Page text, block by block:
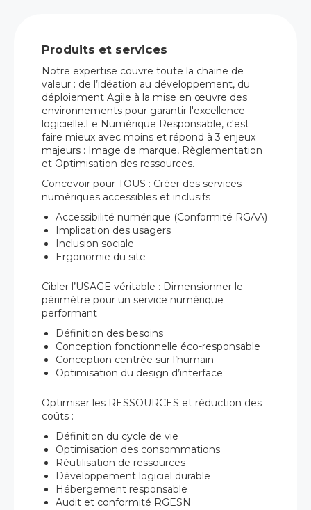
Produits et services
Notre expertise couvre toute la chaine de
valeur : de l’idéation au développement, du
déploiement Agile à la mise en œuvre des
environnements pour garantir l'excellence
logicielle.Le Numérique Responsable, c'est
faire mieux avec moins et répond à 3 enjeux
majeurs : Image de marque, Règlementation
et Optimisation des ressources.
Concevoir pour TOUS : Créer des services
numériques accessibles et inclusifs
Accessibilité numérique (Conformité RGAA)
Implication des usagers
Inclusion sociale
Ergonomie du site
Cibler l’USAGE véritable : Dimensionner le
périmètre pour un service numérique
performant
Définition des besoins
Conception fonctionnelle éco-responsable
Conception centrée sur l’humain
Optimisation du design d’interface
Optimiser les RESSOURCES et réduction des
coûts :
Définition du cycle de vie
Optimisation des consommations
Réutilisation de ressources
Développement logiciel durable
Hébergement responsable
Audit et conformité RGESN